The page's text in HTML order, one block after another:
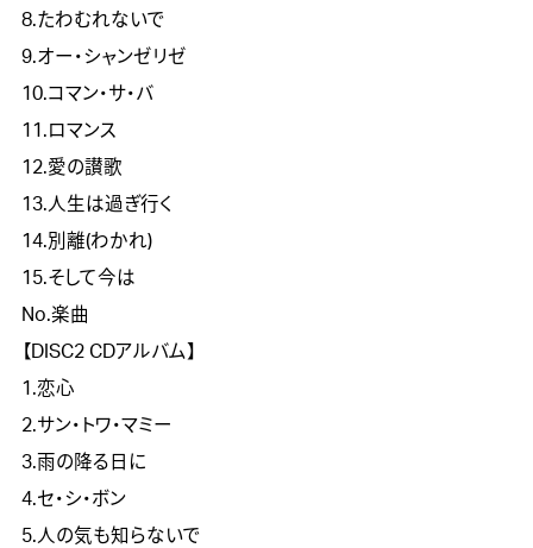
8.たわむれないで
9.オー・シャンゼリゼ
10.コマン・サ・バ
11.ロマンス
12.愛の讃歌
13.人生は過ぎ行く
14.別離(わかれ)
15.そして今は
No.楽曲
【DISC2 CDアルバム】
1.恋心
2.サン・トワ・マミー
3.雨の降る日に
4.セ・シ・ボン
5.人の気も知らないで